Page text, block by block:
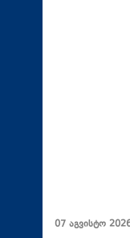
07 აგვისტო